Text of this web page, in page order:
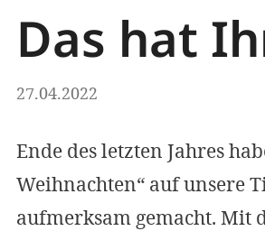
Das hat
27.04.2022
Ende des letzten Jahres
Weihnachten“ auf unsere
aufmerksam gemacht. Mit